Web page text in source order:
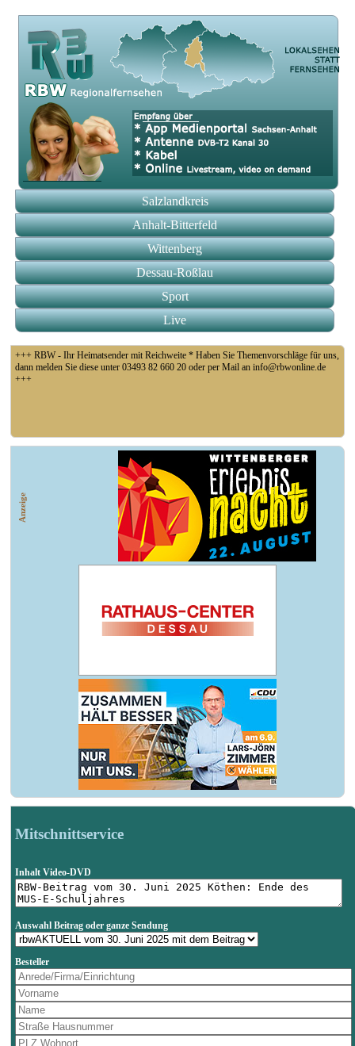
Salzlandkreis
Anhalt-Bitterfeld
Wittenberg
Dessau-Roßlau
Sport
Live
+++ RBW - Ihr Heimatsender mit Reichweite * Haben Sie Themenvorschläge für uns,
dann melden Sie diese unter 03493 82 660 20 oder per Mail an info@rbwonline.de
+++
+++ Fußball Oberliga Süd 1. Spieltag: SG Union Sandersdorf - VfB 1921 Krieschow,
Mitschnittservice
Inhalt Video-DVD
Auswahl Beitrag oder ganze Sendung
Besteller
Anzeige